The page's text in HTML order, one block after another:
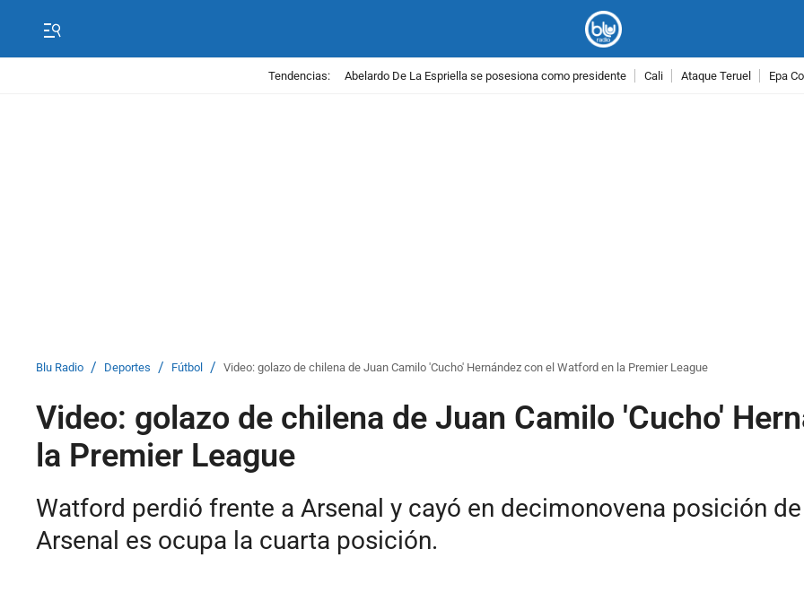
Tendencias: Abelardo De La Espriella se posesiona como presidente Cali Ataque Teruel Epa
Blu Radio / Deportes / Fútbol / Video: golazo de chilena de Juan Camilo 'Cucho' Hernández con el Watford en la Premier League
Video: golazo de chilena de Juan Camilo 'Cucho'
la Premier League
Watford perdió frente a Arsenal y cayó en decimonovena posición
Arsenal es ocupa la cuarta posición.